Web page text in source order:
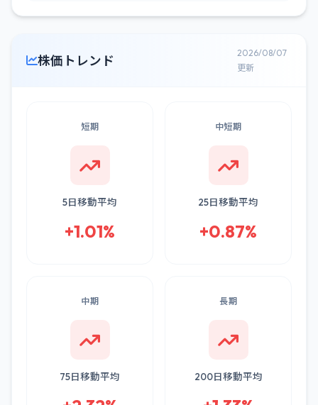
株価トレンド
2026/08/07
更新
短期
5日移動平均
+1.01%
中短期
25日移動平均
+0.87%
中期
75日移動平均
長期
200日移動平均